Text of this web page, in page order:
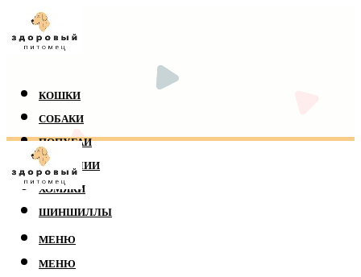
КОШКИ
СОБАКИ
ПОПУГАИ
РЕПТИЛИИ
ХОМЯКИ
ШИНШИЛЛЫ
МЕНЮ
МЕНЮ